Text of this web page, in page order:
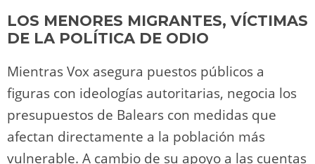
LOS MENORES MIGRANTES, VÍCTIMAS
DE LA POLÍTICA DE ODIO
Mientras Vox asegura puestos públicos a
figuras con ideologías autoritarias, negocia los
presupuestos de Balears con medidas que
afectan directamente a la población más
vulnerable. A cambio de su apoyo a las cuentas